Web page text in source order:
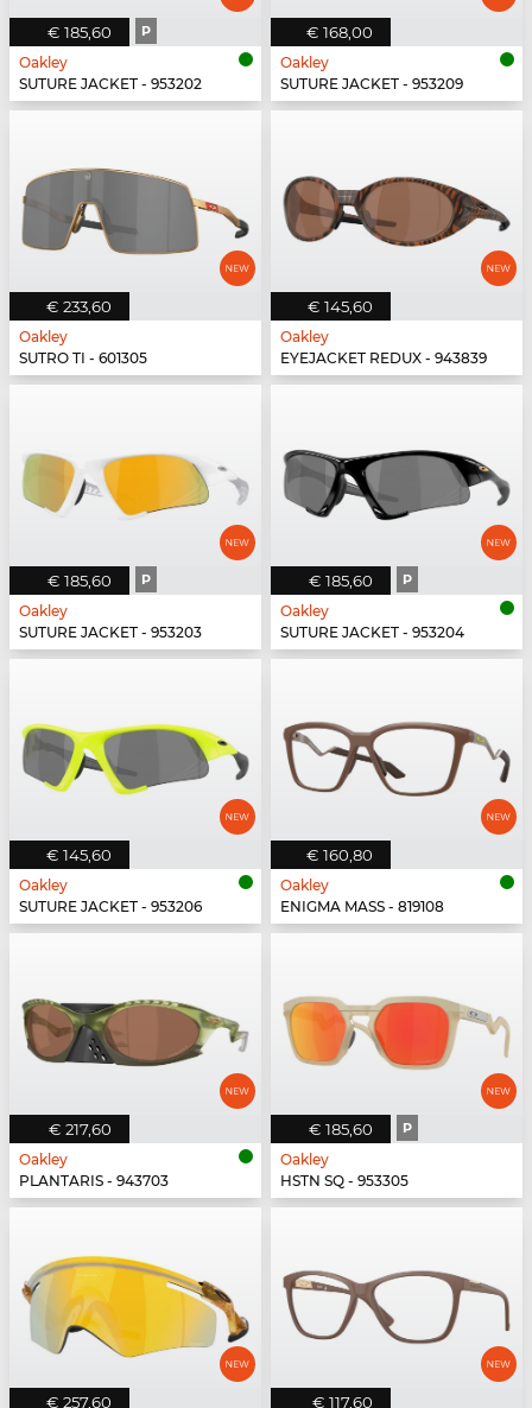
€ 185,60 P
Oakley
SUTURE JACKET - 953202
€ 168,00
Oakley
SUTURE JACKET - 953209
€ 233,60
Oakley
SUTRO TI - 601305
€ 145,60
Oakley
EYEJACKET REDUX - 943839
€ 185,60 P
Oakley
SUTURE JACKET - 953203
€ 185,60 P
Oakley
SUTURE JACKET - 953204
€ 145,60
Oakley
SUTURE JACKET - 953206
€ 160,80
Oakley
ENIGMA MASS - 819108
€ 217,60
Oakley
PLANTARIS - 943703
€ 185,60 P
Oakley
HSTN SQ - 953305
€ 257,60 € 117,60